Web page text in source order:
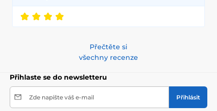
Přečtěte si
všechny recenze
Přihlaste se do newsletteru
Zde napište váš e-mail Přihlásit